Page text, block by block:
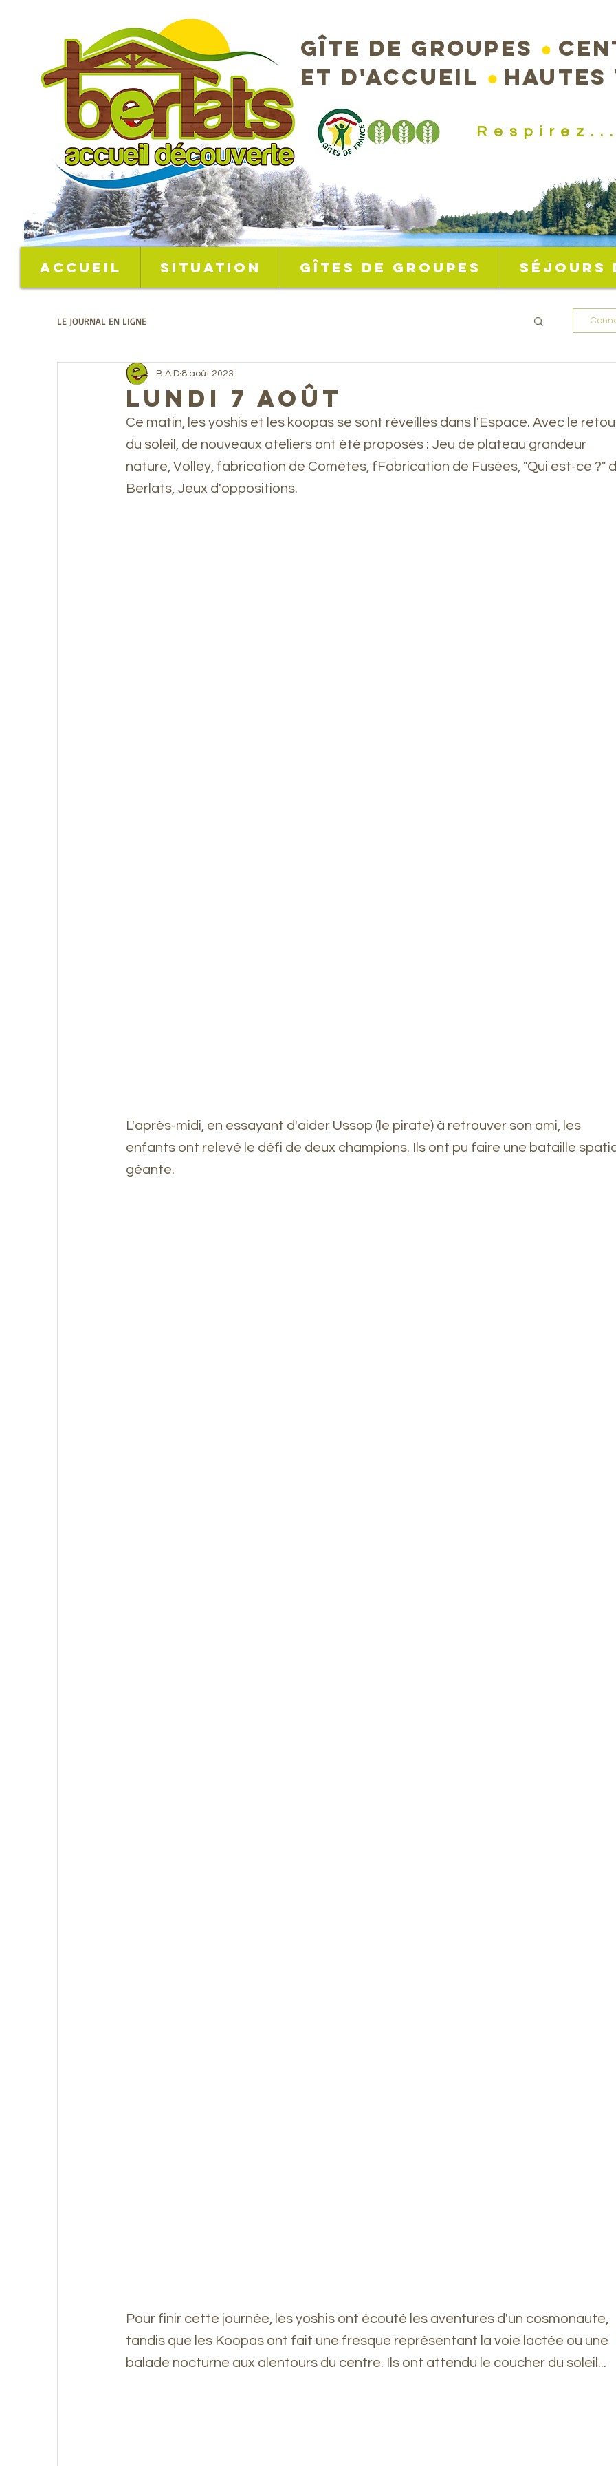
Gîte de groupes ●
et d'accueil ●
Accueil Situation Gîtes de groupes Séjours
LE JOURNAL EN LIGNE
Lundi 7 août
B.A.D 8 août 2023
Ce matin, les yoshis et les koopas se sont réveillés dans l'Espace. Avec le
du soleil, de nouveaux ateliers ont été proposés : Jeu de plateau grandeur
nature, Volley, fabrication de Comètes, fFabrication de Fusées, "Qui est-ce ?"
Berlats, Jeux d'oppositions.
L'après-midi, en essayant d'aider Ussop (le pirate) à retrouver son ami, les
enfants ont relevé le défi de deux champions. Ils ont pu faire une bataille
géante.
Pour finir cette journée, les yoshis ont écouté les aventures d'un cosmonaute,
tandis que les Koopas ont fait une fresque représentant la voie lactée ou une
balade nocturne aux alentours du centre. Ils ont attendu le coucher du soleil...